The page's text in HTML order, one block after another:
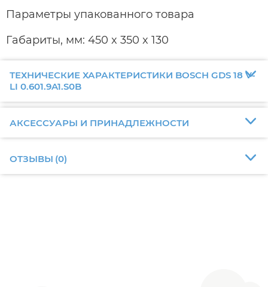
Параметры упакованного товара
Габариты, мм: 450 x 350 x 130
ТЕХНИЧЕСКИЕ ХАРАКТЕРИСТИКИ BOSCH GDS 18 V-
LI 0.601.9A1.S0B
АКСЕССУАРЫ И ПРИНАДЛЕЖНОСТИ
ОТЗЫВЫ (0)